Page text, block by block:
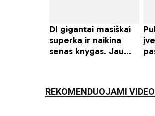
REKOMENDUOJAMI VIDEO